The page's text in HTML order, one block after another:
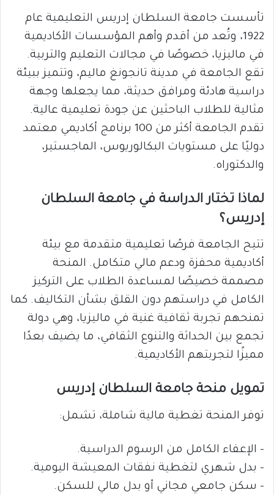
تأسست جامعة السلطان إدريس التعليمية عام
1922، وتُعد من أقدم وأهم المؤسسات الأكاديمية
في ماليزيا، خصوصًا في مجالات التعليم والتربية.
تقع الجامعة في مدينة تانجونغ ماليم، وتتميز ببيئة
دراسية هادئة ومرافق حديثة، مما يجعلها وجهة
مثالية للطلاب الباحثين عن جودة تعليمية عالية.
تقدم الجامعة أكثر من 100 برنامج أكاديمي معتمد
دوليًا على مستويات البكالوريوس، الماجستير،
والدكتوراه.
لماذا تختار الدراسة في جامعة السلطان
إدريس؟
تتيح الجامعة فرصًا تعليمية متقدمة مع بيئة
أكاديمية محفزة ودعم مالي متكامل. المنحة
مصممة خصيصًا لمساعدة الطلاب على التركيز
الكامل في دراستهم دون القلق بشأن التكاليف. كما
تمنحهم تجربة ثقافية غنية في ماليزيا، وهي دولة
تجمع بين الحداثة والتنوع الثقافي، ما يضيف بعدًا
مميزًا لتجربتهم الأكاديمية.
تمويل منحة جامعة السلطان إدريس
توفر المنحة تغطية مالية شاملة، تشمل:
– الإعفاء الكامل من الرسوم الدراسية.
– بدل شهري لتغطية نفقات المعيشة اليومية.
– سكن جامعي مجاني أو بدل مالي للسكن.